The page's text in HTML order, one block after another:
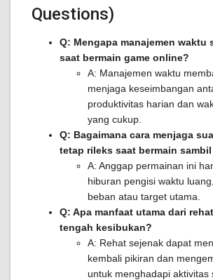
Questions)
Q: Mengapa manajemen waktu
saat bermain game online?
A: Manajemen waktu
menjaga keseimbangan
produktivitas harian dan
yang cukup.
Q: Bagaimana cara menjaga
tetap rileks saat bermain
A: Anggap permainan ini
hiburan pengisi waktu
beban atau target utama.
Q: Apa manfaat utama dari
tengah kesibukan?
A: Rehat sejenak dapat
kembali pikiran dan
untuk menghadapi aktivitas